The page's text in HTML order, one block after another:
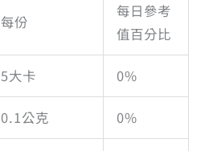
每份
每日參考
值百分比
5大卡 0%
0.1公克 0%